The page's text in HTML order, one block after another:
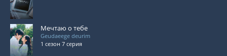
Мечтаю о тебе
Geudaeege deurim
1 сезон 7 серия